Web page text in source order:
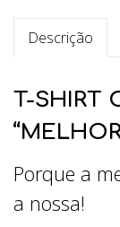
Descrição
T-SHIRT
Porque a
a nossa!